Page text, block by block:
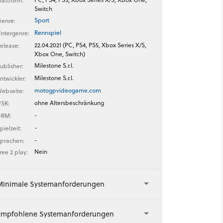
Switch
Sport
Rennspiel
22.04.2021 (PC, PS4, PS5, Xbox Series X/S,
Xbox One, Switch)
Milestone S.r.l.
Milestone S.r.l.
motogpvideogame.com
ohne Altersbeschränkung
-
-
-
2 play:
Nein
Systemanforderungen
Systemanforderungen